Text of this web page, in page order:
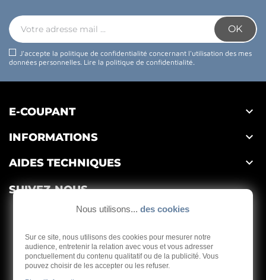
J'accepte la politique de confidentialité concernant l'utilisation des mes
données personnelles. Lire la politique de confidentialité.
E-COUPANT 
INFORMATIONS 
AIDES TECHNIQUES 
SUIVEZ-NOUS
Depuis 1959
Nous utilisons... des cookies
Sur ce site, nous utilisons des cookies pour mesurer notre
audience, entretenir la relation avec vous et vous adresser
ponctuellement du contenu qualitatif ou de la publicité. Vous
pouvez choisir de les accepter ou les refuser.